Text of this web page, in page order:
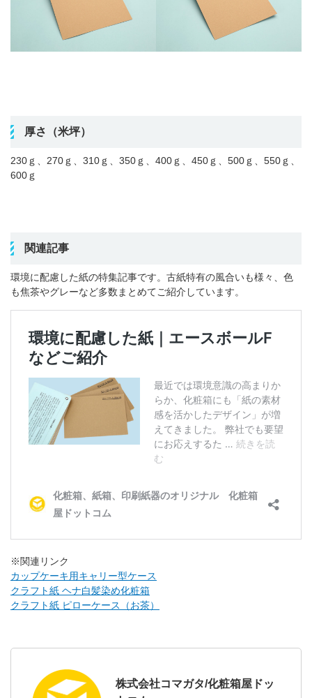
厚さ（米坪）
230 ｇ、 270 ｇ、 310 ｇ、 350 ｇ、 400 ｇ、 450 ｇ、 500 ｇ、 550 ｇ、
600 ｇ
関連記事
環境に配慮した紙の特集記事です。古紙特有の風合いも様々、色
も焦茶やグレーなど多数まとめてご紹介しています。
※関連リンク
カップケーキ用キャリー型ケース
クラフト紙 ヘナ白髪染め化粧箱
クラフト紙 ピローケース（お茶）
株式会社コマガタ/化粧箱屋ドッ